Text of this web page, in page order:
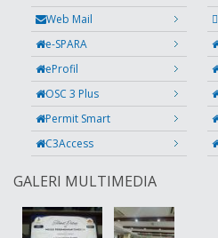
Web Mail
e-SPARA
eProfil
OSC 3 Plus
Permit Smart
C3Access
GALERI MULTIMEDIA